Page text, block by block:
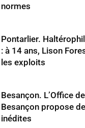
normes
Pontarlier.
: à 14 ans, Lison
les exploits
Besançon. L’Office
Besançon propose
inédites